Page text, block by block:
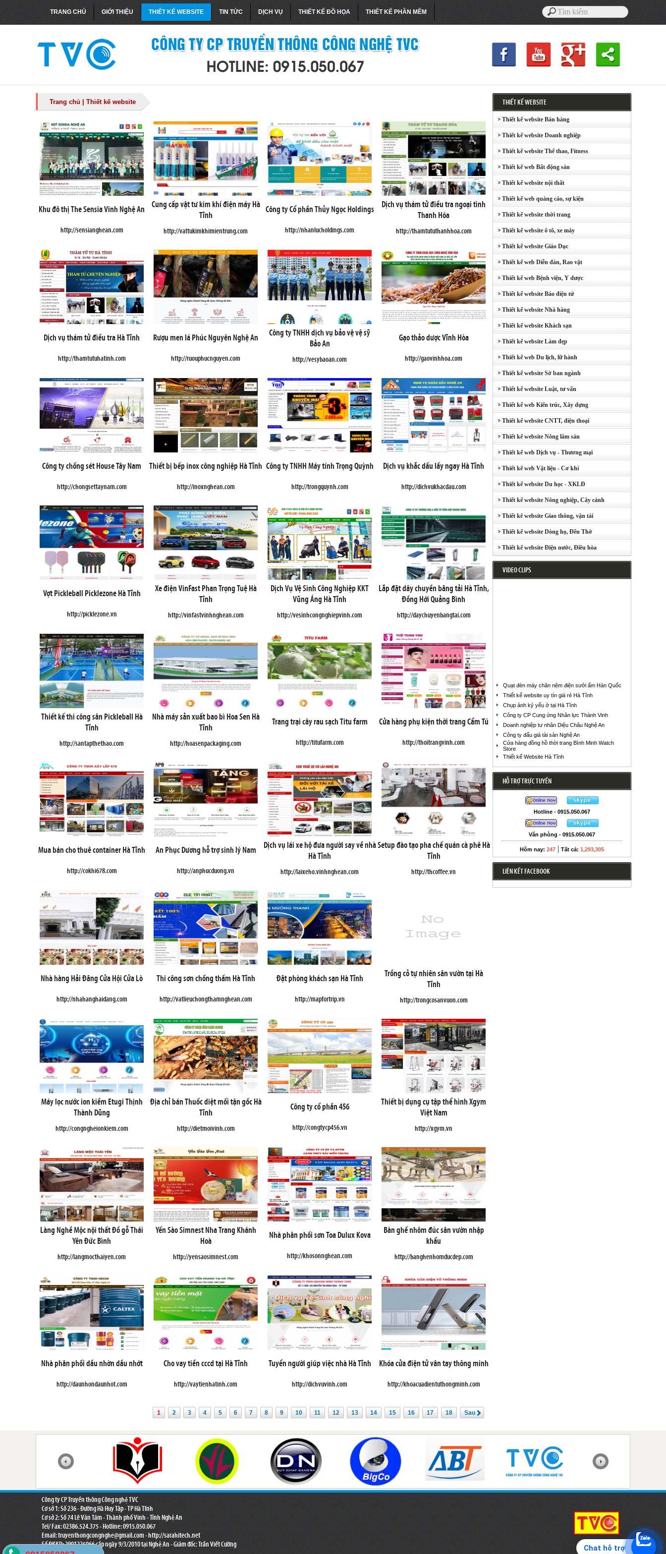
TRANG CHỦ GIỚI THIỆU THIẾT KẾ WEBSITE TIN TỨC DỊCH VỤ THIẾT KẾ ĐỒ HỌA THIẾT KẾ PHẦN MỀM
Trang chủ Thiết kế website
Khu đô thị The Sensia Vinh Nghệ An
http://sensianghean.com
Cung cấp vật tư kim khí điện máy Hà
Tĩnh
http://vattukimkhimientrung.com
Công ty Cổ phần Thủy Ngọc Holdings
http://nhanlucholdings.com
Dịch vụ thám tử điều tra ngoại tình
Thanh Hóa
http://thamtututhanhhoa.com
Dịch vụ thám tử điều tra Hà Tĩnh
http://thamtutuhatinh.com
Rượu men lá Phúc Nguyên Nghệ An
http://ruouphucnguyen.com
Công ty TNHH dịch vụ bảo vệ vệ sỹ
Bảo An
http://vesybaoan.com
Gạo thảo dược Vĩnh Hòa
http://gaovinhhoa.com
Công ty chống sét House Tây Nam
http://chongsettaynam.com
Thiết bị bếp inox công nghiệp Hà Tĩnh
http://inoxnghean.com
Công ty TNHH Máy tính Trọng Quỳnh
http://trongquynh.com
Dịch vụ khắc dấu lấy ngay Hà Tĩnh
http://dichvukhacdau.com
Vợt Pickleball Picklezone Hà Tĩnh
http://picklezone.vn
Xe điện VinFast Phan Trọng Tuệ Hà
Tĩnh
http://vinfastvinhnghean.com
Dịch Vụ Vệ Sinh Công Nghiệp KKT
Vũng Áng Hà Tĩnh
http://vesinhcongnghiepvinh.com
Lắp đặt dây chuyền băng tải Hà Tĩnh,
Đồng Hới Quảng Bình
http://daychuyenbangtai.com
Thiết kế thi công sân Pickleball Hà
Tĩnh
http://santapthethao.com
Nhà máy sản xuất bao bì Hoa Sen Hà
Tĩnh
http://hoasenpackaging.com
Trang trại cây rau sạch Titu farm
http://titufarm.com
Cửa hàng phụ kiện thời trang Cẩm Tú
http://thoitrangvinh.com
Mua bán cho thuê container Hà Tĩnh
http://cokhi678.com
An Phục Dương hỗ trợ sinh lý Nam
http://anphucduong.vn
Dịch vụ lái xe hộ đưa người say về nhà
Hà Tĩnh
http://laixeho.vinhnghean.com
Setup đào tạo pha chế quán cà phê Hà
Tĩnh
http://thcoffee.vn
Nhà hàng Hải Đăng Cửa Hội Cửa Lò
http://nhahanghaidang.com
Thi công sơn chống thấm Hà Tĩnh
http://vatlieuchongthamnghean.com
Đặt phòng khách sạn Hà Tĩnh
http://mapfortrip.vn
Trồng cỏ tự nhiên sân vườn tại Hà
Tĩnh
http://trongcosanvuon.com
Máy lọc nước ion kiềm Etugi Thịnh
Thành Dũng
http://congngheionkiem.com
Địa chỉ bán Thuốc diệt mối tận gốc Hà
Tĩnh
http://dietmoivinh.com
Công ty cổ phần 456
http://congtycp456.vn
Thiết bị dụng cụ tập thể hình Xgym
Việt Nam
http://xgym.vn
Làng Nghề Mộc nội thất Đồ gỗ Thái
Yên Đức Bình
http://langmocthaiyen.com
Yến Sào Simnest Nha Trang Khánh
Hoà
http://yensaosimnest.com
Nhà phân phối sơn Toa Dulux Kova
http://khosonnghean.com
Bàn ghế nhôm đúc sân vườn nhập
khẩu
http://banghenhomducdep.com
Nhà phân phối dầu nhờn dầu nhớt
http://daunhondaunhot.com
Cho vay tiền cccd tại Hà Tĩnh
http://vaytienhatinh.com
Tuyển người giúp việc nhà Hà Tĩnh
http://dichvuvinh.com
Khóa cửa điện tử vân tay thông minh
http://khoacuadientuthongminh.com
1 2 3 4 5 6 7 8 9 10 11 12 13 14 15 16 17 18 Sau
THIẾT KẾ WEBSITE
Thiết kế website Bán hàng
Thiết kế website Doanh nghiệp
Thiết kế website Thể thao, Fitness
Thiết kế web Bất động sản
Thiết kế website nội thất
Thiết kế web quảng cáo, sự kiện
Thiết kế website thời trang
Thiết kế website ô tô, xe máy
Thiết kế website Giáo Dục
Thiết kế web Diễn đàn, Rao vặt
Thiết kế web Bệnh viện, Y dược
Thiết kế website Báo điện tử
Thiết kế website Nhà hàng
Thiết kế website Khách sạn
Thiết kế website Làm đẹp
Thiết kế web Du lịch, lữ hành
Thiết kế website Sở ban ngành
Thiết kế website Luật, tư vấn
Thiết kế web Kiến trúc, Xây dựng
Thiết kế website CNTT, điện thoại
Thiết kế website Nông lâm sản
Thiết kế web Dịch vụ - Thương mại
Thiết kế web Vật liệu - Cơ khí
Thiết kế website Du học - XKLĐ
Thiết kế website Nông nghiệp, Cây cảnh
Thiết kê website Giao thông, vận tải
Thiết kế website Dòng họ, Đền Thờ
Thiết kế website Điện nước, Điều hòa
VIDEO CLIPS
Quạt đèn máy chăn nệm điện sưởi ấm Hàn Quốc
Thiết kế website uy tín giá rẻ Hà Tĩnh
Chụp ảnh kỷ yếu ở tại Hà Tĩnh
Công ty CP Cung ứng Nhân lực Thành Vinh
Doanh nghiệp tư nhân Diệu Châu Nghệ An
Công ty đấu giá tài sản Nghệ An
Cửa hàng đồng hồ thời trang Bình Minh Watch
Store
Thiết kế Website Hà Tĩnh
HỖ TRỢ TRỰC TUYẾN
Hotline - 0915.050.067
Văn phòng - 0915.050.067
Hôm nay: 247 | Tất cả: 1,293,305
LIÊN KẾT FACEBOOK
Công ty CP Truyền thông Công nghệ TVC
Cơ sở 1: Số 236 - Đường Hà Huy Tập - TP Hà Tĩnh
Cơ sở 2: Số 74 Lê Văn Tám - Thành phố Vinh - Tỉnh Nghệ An
Tel/ Fax: 02386.524.375 - Hotline: 0915.050.067
Email:truyenthongcongnghe@gmail.com- http://sarahitech.net
Số ĐKKD: 2901225066 cấp ngày 9/3/2010 tại Nghệ An - Giám đốc: Trần Viết Cường
Chat hỗ trợ